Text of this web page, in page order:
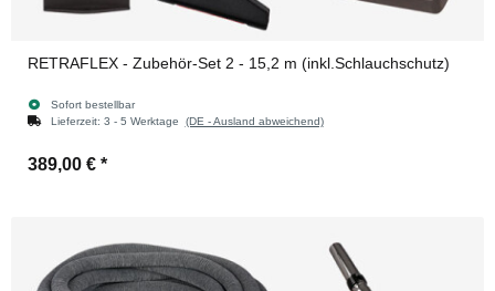
RETRAFLEX - Zubehör-Set 2 - 15,2 m (inkl.Schlauchschutz)
Sofort bestellbar
Lieferzeit: 3 - 5 Werktage (DE - Ausland abweichend)
389,00 € *